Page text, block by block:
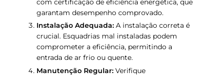
com certificação de eficiência energética, que
garantam desempenho comprovado.
Instalação Adequada: A instalação correta é
crucial. Esquadrias mal instaladas podem
comprometer a eficiência, permitindo a
entrada de ar frio ou quente.
Manutenção Regular: Verifique